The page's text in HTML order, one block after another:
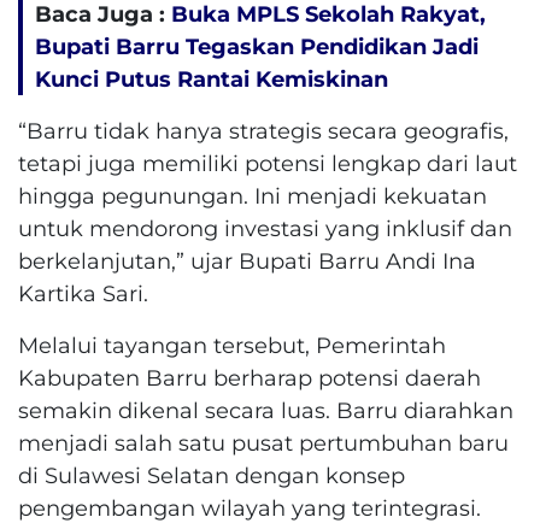
Baca Juga : Buka MPLS Sekolah Rakyat,
Bupati Barru Tegaskan Pendidikan Jadi
Kunci Putus Rantai Kemiskinan
“Barru tidak hanya strategis secara geografis,
tetapi juga memiliki potensi lengkap dari laut
hingga pegunungan. Ini menjadi kekuatan
untuk mendorong investasi yang inklusif dan
berkelanjutan,” ujar Bupati Barru Andi Ina
Kartika Sari.
Melalui tayangan tersebut, Pemerintah
Kabupaten Barru berharap potensi daerah
semakin dikenal secara luas. Barru diarahkan
menjadi salah satu pusat pertumbuhan baru
di Sulawesi Selatan dengan konsep
pengembangan wilayah yang terintegrasi.